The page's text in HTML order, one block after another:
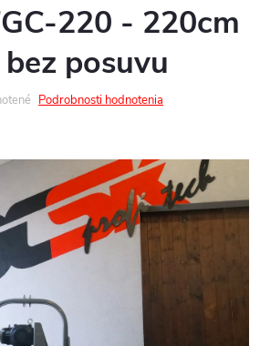
220 - 220cm
posuvu
Podrobnosti hodnotenia